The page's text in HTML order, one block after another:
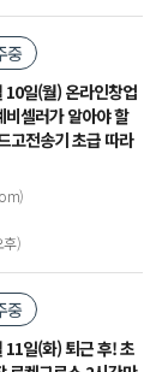
중
10일(월) 온라인창업
비셀러가 알아야 할
고전송기 초급 따라
후)
중
11일(화) 퇴근 후! 초